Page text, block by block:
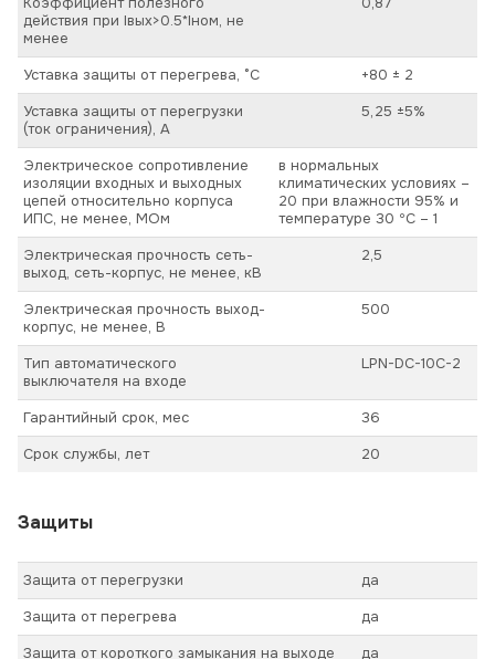
действия при Iвых>0.5*Iном, не
менее
Уставка защиты от перегрева, °C
+80 ± 2
Уставка защиты от перегрузки
(ток ограничения), А
5,25 ±5%
Электрическое сопротивление
изоляции входных и выходных
цепей относительно корпуса
ИПС, не менее, МОм
в нормальных
климатических условиях –
20 при влажности 95% и
температуре 30 ºС – 1
Электрическая прочность сеть-
выход, сеть-корпус, не менее, кВ
2,5
Электрическая прочность выход-
корпус, не менее, В
500
Тип автоматического
выключателя на входе
LPN-DC-10C-2
Гарантийный срок, мес
36
Срок службы, лет
20
Защиты
Защита от перегрузки
да
Защита от перегрева
да
Защита от короткого замыкания на выходе
да